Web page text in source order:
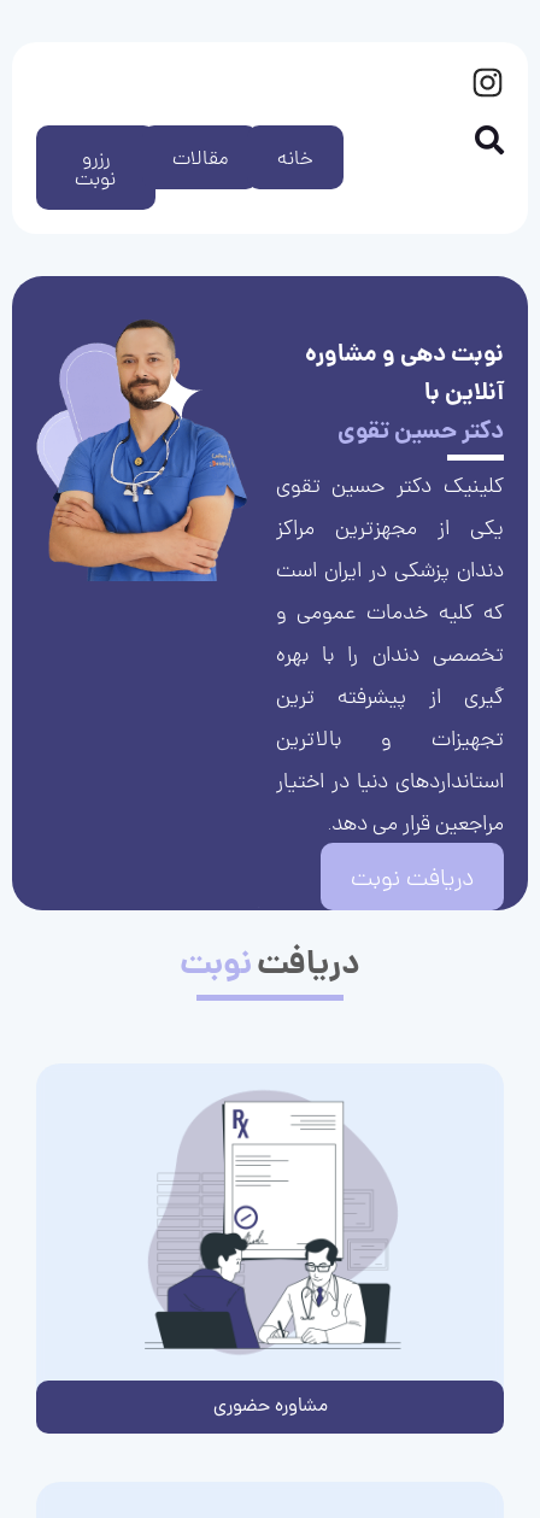
رزرو
نوبت
مقالات خانه
نوبت دهی و مشاوره
آنلاین با
دکتر حسین تقوی
کلینیک دکتر حسین تقوی
یکی از مجهزترین مراکز
دندان پزشکی در ایران است
که کلیه خدمات عمومی و
تخصصی دندان را با بهره
گیری از پیشرفته ترین
تجهیزات و بالاترین
استانداردهای دنیا در اختیار
مراجعین قرار می دهد.
دریافت نوبت
دریافتنوبت
مشاوره حضوری